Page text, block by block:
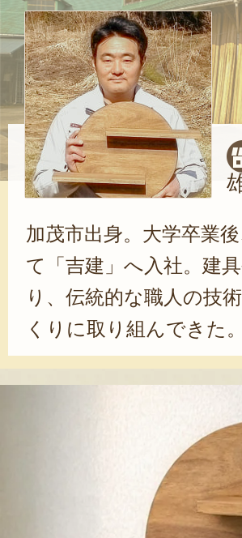
加茂市出身。大学卒業
て「吉建」へ入社。建
り、伝統的な職人の技
くりに取り組んできた
造、商品としてお届け
りながら、木の魅力を
ています」と、語る。
製品の企画・開発を牽
くの人に、木のある暮
ことが目標です。その